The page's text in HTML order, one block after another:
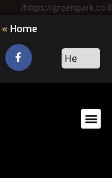
https://greenpark.co.il/
Home
»